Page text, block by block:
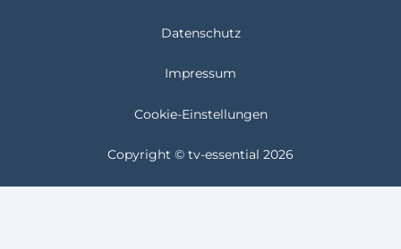
Datenschutz
Impressum
Cookie-Einstellungen
Copyright © tv-essential 2026